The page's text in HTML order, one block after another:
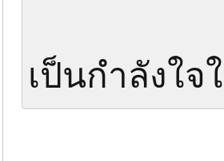
เป็นกำลังใจ